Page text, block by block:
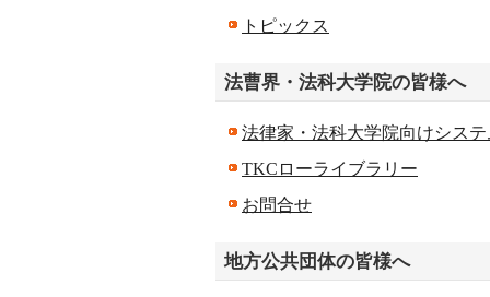
トピックス
法曹界・法科大学院の皆様へ
法律家・法科大学院向けシステ
TKCローライブラリー
お問合せ
地方公共団体の皆様へ